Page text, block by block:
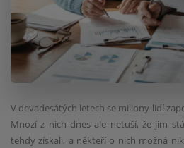
V devadesátých letech se miliony lidí
Mnozí z nich dnes ale netuší, že jim
tehdy získali, a někteří o nich možná